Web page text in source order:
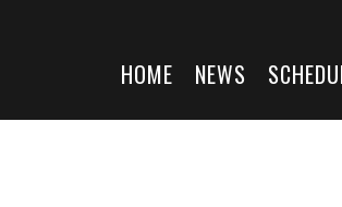
HOME NEWS